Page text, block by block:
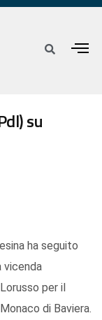
su
ha seguito
vicenda
per il
di Baviera.